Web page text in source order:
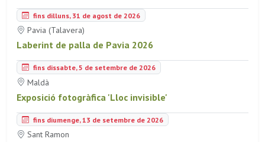
fins dilluns, 31 de agost de 2026
Pavia (Talavera)
Laberint de palla de Pavia 2026
fins dissabte, 5 de setembre de 2026
Maldà
Exposició fotogràfica 'Lloc invisible'
fins diumenge, 13 de setembre de 2026
Sant Ramon